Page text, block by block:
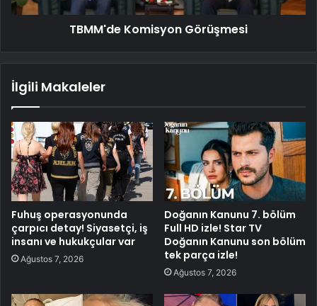
TBMM'de Komisyon Görüşmesi
İlgili Makaleler
Fuhuş operasyonunda
çarpıcı detay! Siyasetçi, iş
insanı ve hukukçular var
Ağustos 7, 2026
Doğanın Kanunu 7. bölüm
Full HD izle! Star TV
Doğanın Kanunu son bölüm
tek parça izle!
Ağustos 7, 2026